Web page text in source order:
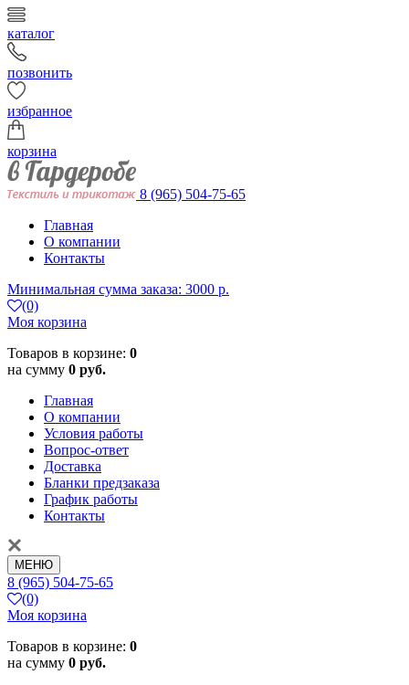
каталог
позвонить
избранное
корзина
8 (965) 504-75-65
Главная
О компании
Контакты
Минимальная сумма заказа: 3000 р.
(0)
Моя корзина
Товаров в корзине: 0
на сумму 0 руб.
Главная
О компании
Условия работы
Вопрос-ответ
Доставка
Бланки предзаказа
График работы
Контакты
МЕНЮ
8 (965) 504-75-65
(0)
Моя корзина
Товаров в корзине: 0
на сумму 0 руб.